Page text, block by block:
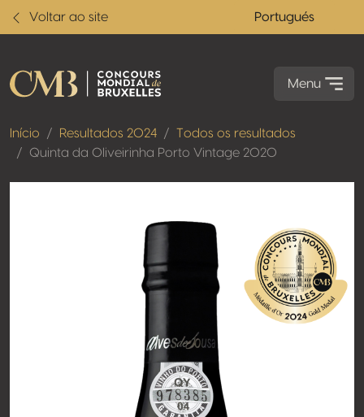
Voltar ao site Portugués
Menu
Início Resultados 2024
Todos os resultados
Quinta da Oliveirinha Porto Vintage 2020